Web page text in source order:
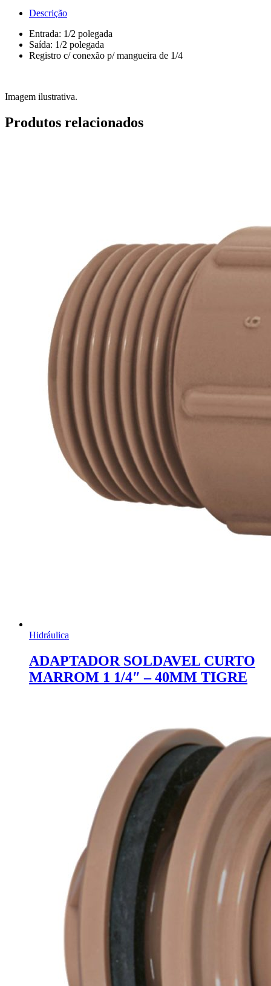
Descrição
Entrada: 1/2 polegada
Saída: 1/2 polegada
Registro c/ conexão p/ mangueira de 1/4
Imagem ilustrativa.
Produtos relacionados
Hidráulica
ADAPTADOR SOLDAVEL CURTO
MARROM 1 1/4″ – 40MM TIGRE